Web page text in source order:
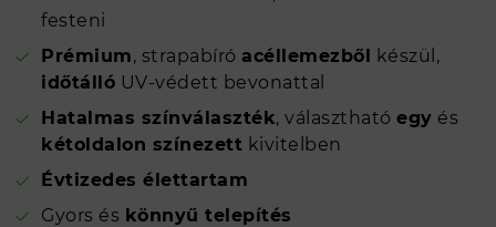
festeni
Prémium, strapabíró acéllemezből készül,
időtálló UV-védett bevonattal
Hatalmas színválaszték, választható egy és
kétoldalon színezett kivitelben
Évtizedes élettartam
Gyors és könnyű telepítés